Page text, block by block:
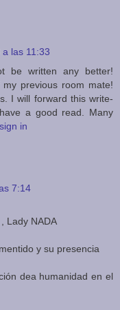
las 11:33
be written any better!
previous room mate!
I will forward this write-
a good read. Many
in
7:14
Lady NADA
y su presencia
dea humanidad en el